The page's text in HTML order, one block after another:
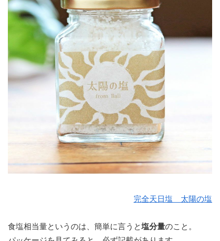
完全天日塩 太陽の塩
食塩相当量というのは、簡単に言うと塩分量のこと。